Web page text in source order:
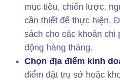
mục tiêu, chiến lược,
cần thiết để thực hiện.
sách cho các khoản chi
động hàng tháng.
Chọn địa điểm kinh
điểm đặt trụ sở hoặc